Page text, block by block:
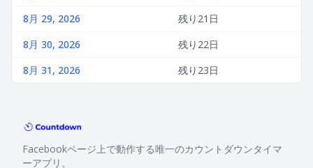
8月 29, 2026
残り21日
8月 30, 2026
残り22日
8月 31, 2026
残り23日
Facebookページ上で動作する唯一のカウントダウンタイマ
ーアプリ。